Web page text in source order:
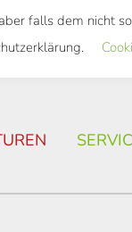
falls dem nicht